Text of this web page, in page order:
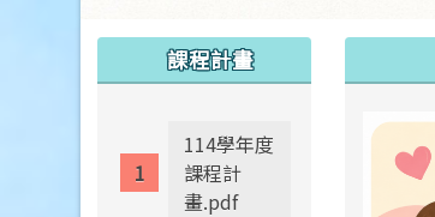
課程計畫
114學年度
課程計
畫.pdf